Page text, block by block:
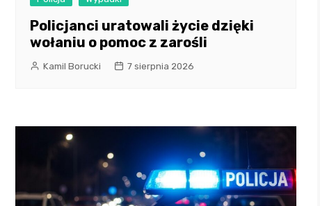
Policjanci uratowali życie dzięki
wołaniu o pomoc z zarośli
Kamil Borucki 7 sierpnia 2026